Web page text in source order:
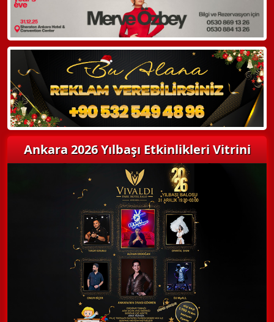
Hemen Arayın
Detaylı Bilgi Alın
Ankara 2026 Yılbaşı Etkinlikleri Vitrini